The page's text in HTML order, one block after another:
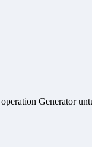
Generator